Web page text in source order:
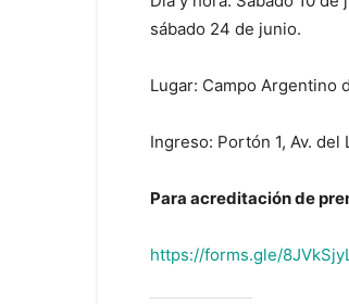
sábado 24 de junio.
Lugar: Campo Argentino
Ingreso: Portón 1, Av.
Para acreditación de
https://forms.gle/